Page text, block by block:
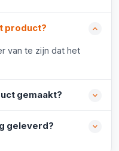
product?
van te zijn dat het
gemaakt?
geleverd?